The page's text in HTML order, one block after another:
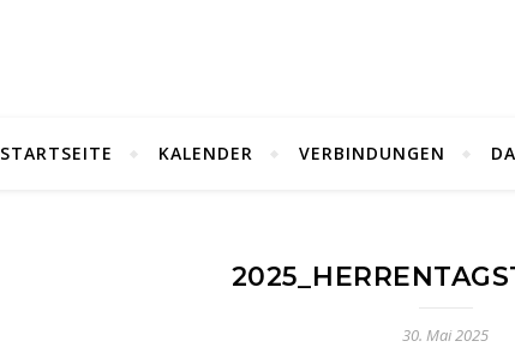
STARTSEITE KALENDER VERBINDUNGEN
30. Mai 2025